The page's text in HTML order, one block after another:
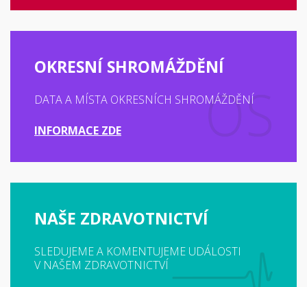
OKRESNÍ SHROMÁŽDĚNÍ
DATA A MÍSTA OKRESNÍCH SHROMÁŽDĚNÍ
INFORMACE ZDE
NAŠE ZDRAVOTNICTVÍ
SLEDUJEME A KOMENTUJEME UDÁLOSTI
V NAŠEM ZDRAVOTNICTVÍ